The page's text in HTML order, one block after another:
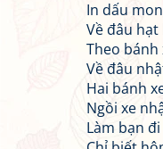
In dấu
Về đâu
Theo bánh
Về đâu
Hai bánh
Ngồi xe
Làm bạn